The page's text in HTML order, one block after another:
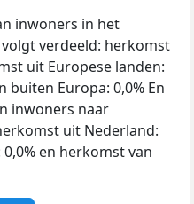
inwoners in het
volgt verdeeld: herkomst
uit Europese landen:
buiten Europa: 0,0% En
inwoners naar
uit Nederland:
en herkomst van